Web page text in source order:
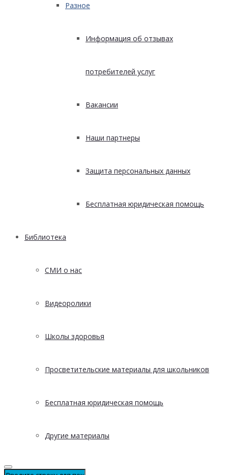
Разное
Информация об отзывах
потребителей услуг
Вакансии
Наши партнеры
Защита персональных данных
Бесплатная юридическая помощь
Библиотека
СМИ о нас
Видеоролики
Школы здоровья
Просветительские материалы для школьников
Бесплатная юридическая помощь
Другие материалы